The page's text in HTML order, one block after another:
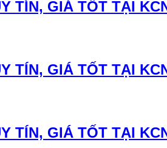
TÍN, GIÁ TỐT TẠI
TÍN, GIÁ TỐT TẠI
TÍN, GIÁ TỐT TẠI